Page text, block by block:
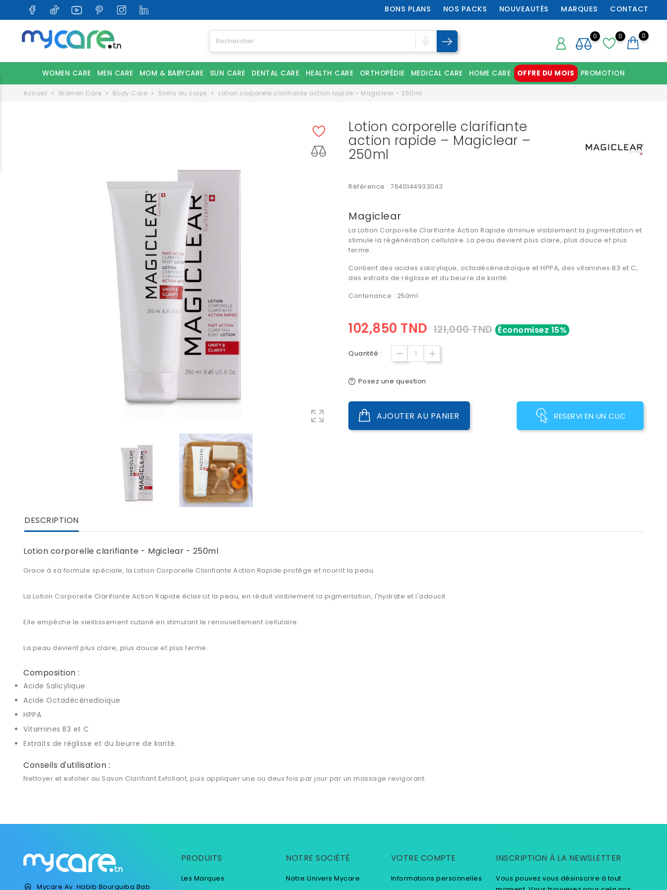
BONS PLANS NOS PACKS NOUVEAUTÉS MARQUES CONTACT
0 0
0
WOMEN CARE MEN CARE MOM & BABYCARE SUN CARE DENTAL CARE HEALTH CARE ORTHOPÉDIE MEDICAL CARE HOME CARE OFFRE DU MOIS PROMOTION
Accueil Women Care Body Care Soins du corps Lotion corporelle clarifiante action rapide – Magiclear – 250ml
Lotion corporelle clarifiante
action rapide – Magiclear –
250ml
Référence : 7640144933043
Magiclear
La Lotion Corporelle Clarifiante Action Rapide diminue visiblement la pigmentation et
stimule la régénération cellulaire. La peau devient plus claire, plus douce et plus
ferme.
Contient des acides salicylique, octadécènedioïque et HPPA, des vitamines B3 et C,
des extraits de réglisse et du beurre de karité.
Contenance : 250ml
102,850 TND 121,000 TND Économisez 15%
Quantité :
Posez une question
AJOUTER AU PANIER RESERVI EN UN CLIC
DESCRIPTION
Lotion corporelle clarifiante - Mgiclear - 250ml
Grace à sa formule spéciale, la Lotion Corporelle Clarifiante Action Rapide protège et nourrit la peau.
La Lotion Corporelle Clarifiante Action Rapide éclaircit la peau, en réduit visiblement la pigmentation, l'hydrate et l'adoucit.
Elle empêche le vieillissement cutané en stimulant le renouvellement cellulaire.
La peau devient plus claire, plus douce et plus ferme.
Composition :
Acide Salicylique
Acide Octadécènedioïque
HPPA
Vitamines B3 et C
Extraits de réglisse et du beurre de karité.
Conseils d'utilisation :
Nettoyer et exfolier au Savon Clarifiant Exfoliant, puis appliquer une ou deux fois par jour par un massage revigorant.
Mycare Av. Habib Bourguiba Bab
PRODUITS
Les Marques
NOTRE SOCIÉTÉ
Notre Univers Mycare
VOTRE COMPTE
Informations personnelles
INSCRIPTION À LA NEWSLETTER
Vous pouvez vous désinscrire à tout